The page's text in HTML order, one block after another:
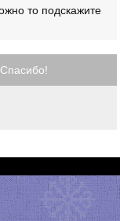
то подскажите